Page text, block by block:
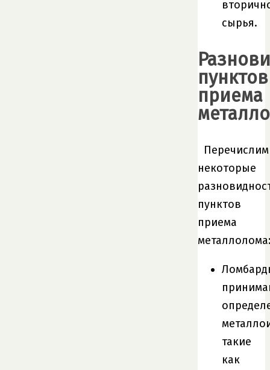
сырья.
пунктов
приема
Перечислим
некоторые
пунктов
приема
такие
как